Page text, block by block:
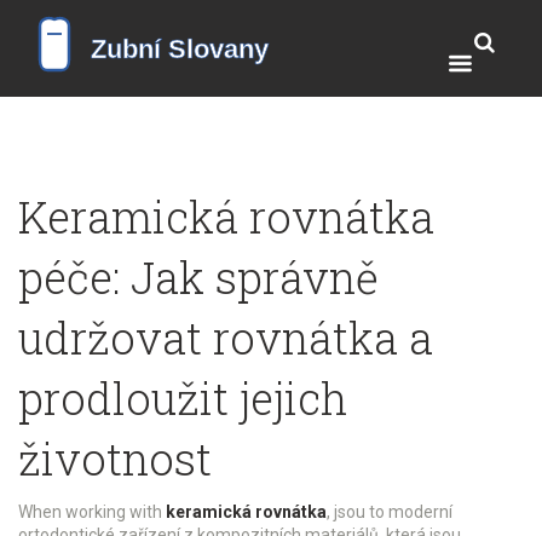
Keramická rovnátka
péče: Jak správně
udržovat rovnátka a
prodloužit jejich
životnost
When working with keramická rovnátka, jsou to moderní